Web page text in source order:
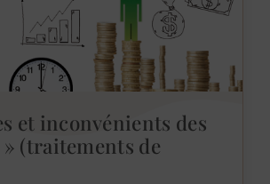
et inconvénients des
(traitements de